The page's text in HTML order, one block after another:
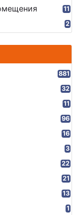
11
2
881
32
11
96
16
3
22
21
13
1